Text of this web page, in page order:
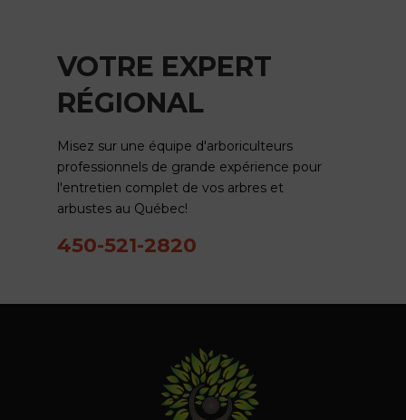
VOTRE EXPERT
RÉGIONAL
Misez sur une équipe d'arboriculteurs
professionnels de grande expérience pour
l'entretien complet de vos arbres et
arbustes au Québec!
450-521-2820